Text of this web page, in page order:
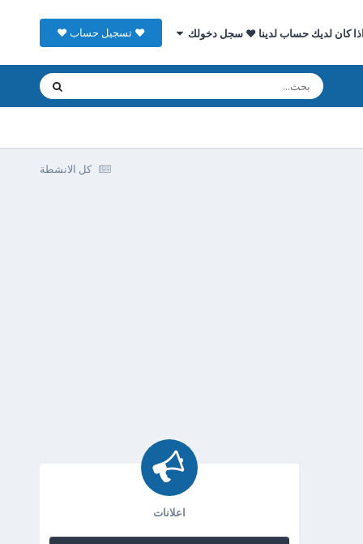
كان لديك حساب لدينا ♥ سجل دخولك ♥ تسجيل حساب ♥
كل الانشطة
اعلانات